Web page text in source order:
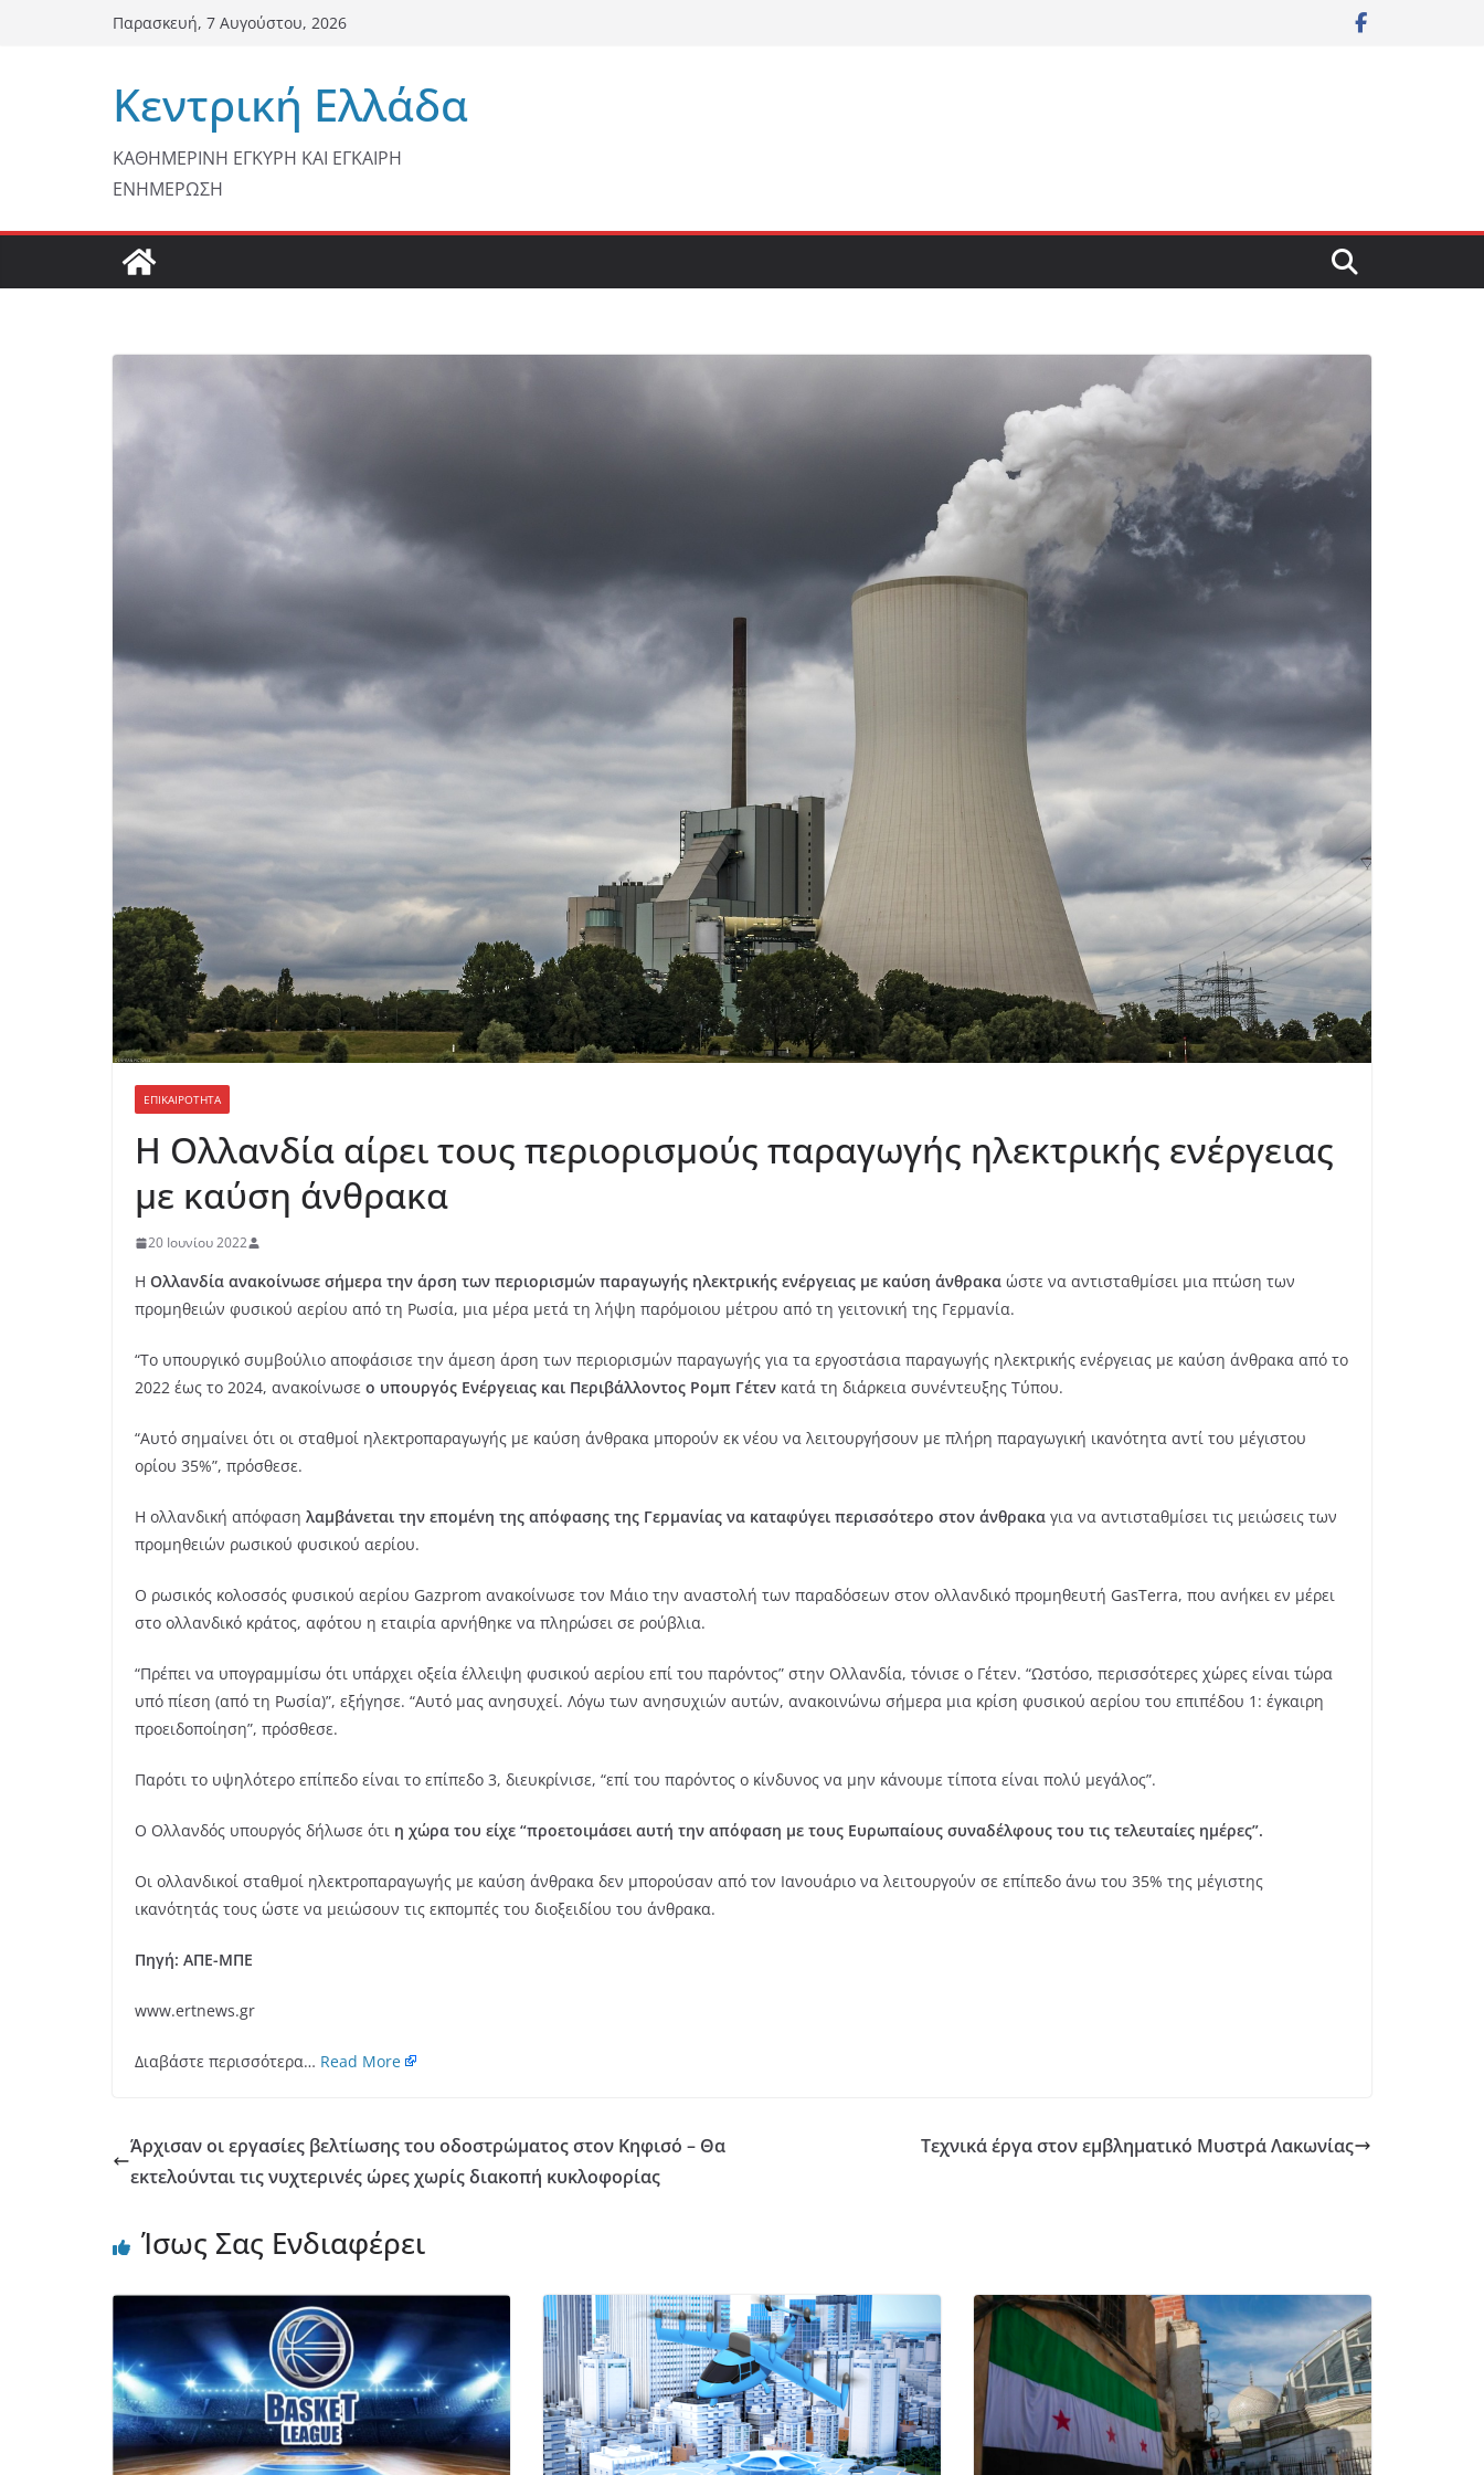
Παρασκευή, 7 Αυγούστου, 2026
Κεντρική Ελλάδα
ΚΑΘΗΜΕΡΙΝΗ ΕΓΚΥΡΗ ΚΑΙ ΕΓΚΑΙΡΗ
ΕΝΗΜΕΡΩΣΗ
ΕΠΙΚΑΙΡΟΤΗΤΑ
Η Oλλανδία αίρει τους περιορισμούς παραγωγής ηλεκτρικής ενέργειας
με καύση άνθρακα
20 Ιουνίου 2022
Η Ολλανδία ανακοίνωσε σήμερα την άρση των περιορισμών παραγωγής ηλεκτρικής ενέργειας με καύση άνθρακα ώστε να αντισταθμίσει μια πτώση των
προμηθειών φυσικού αερίου από τη Ρωσία, μια μέρα μετά τη λήψη παρόμοιου μέτρου από τη γειτονική της Γερμανία.
“Το υπουργικό συμβούλιο αποφάσισε την άμεση άρση των περιορισμών παραγωγής για τα εργοστάσια παραγωγής ηλεκτρικής ενέργειας με καύση άνθρακα από το
2022 έως το 2024, ανακοίνωσε ο υπουργός Ενέργειας και Περιβάλλοντος Ρομπ Γέτεν κατά τη διάρκεια συνέντευξης Τύπου.
“Αυτό σημαίνει ότι οι σταθμοί ηλεκτροπαραγωγής με καύση άνθρακα μπορούν εκ νέου να λειτουργήσουν με πλήρη παραγωγική ικανότητα αντί του μέγιστου
ορίου 35%”, πρόσθεσε.
Η ολλανδική απόφαση λαμβάνεται την επομένη της απόφασης της Γερμανίας να καταφύγει περισσότερο στον άνθρακα για να αντισταθμίσει τις μειώσεις των
προμηθειών ρωσικού φυσικού αερίου.
Ο ρωσικός κολοσσός φυσικού αερίου Gazprom ανακοίνωσε τον Μάιο την αναστολή των παραδόσεων στον ολλανδικό προμηθευτή GasTerra, που ανήκει εν μέρει
στο ολλανδικό κράτος, αφότου η εταιρία αρνήθηκε να πληρώσει σε ρούβλια.
“Πρέπει να υπογραμμίσω ότι υπάρχει οξεία έλλειψη φυσικού αερίου επί του παρόντος” στην Ολλανδία, τόνισε ο Γέτεν. “Ωστόσο, περισσότερες χώρες είναι τώρα
υπό πίεση (από τη Ρωσία)”, εξήγησε. “Αυτό μας ανησυχεί. Λόγω των ανησυχιών αυτών, ανακοινώνω σήμερα μια κρίση φυσικού αερίου του επιπέδου 1: έγκαιρη
προειδοποίηση”, πρόσθεσε.
Παρότι το υψηλότερο επίπεδο είναι το επίπεδο 3, διευκρίνισε, “επί του παρόντος ο κίνδυνος να μην κάνουμε τίποτα είναι πολύ μεγάλος”.
Ο Ολλανδός υπουργός δήλωσε ότι η χώρα του είχε “προετοιμάσει αυτή την απόφαση με τους Ευρωπαίους συναδέλφους του τις τελευταίες ημέρες”.
Οι ολλανδικοί σταθμοί ηλεκτροπαραγωγής με καύση άνθρακα δεν μπορούσαν από τον Ιανουάριο να λειτουργούν σε επίπεδο άνω του 35% της μέγιστης
ικανότητάς τους ώστε να μειώσουν τις εκπομπές του διοξειδίου του άνθρακα.
Πηγή: ΑΠΕ-ΜΠΕ
www.ertnews.gr
Διαβάστε περισσότερα… Read More
Άρχισαν οι εργασίες βελτίωσης του οδοστρώματος στον Κηφισό – Θα
εκτελούνται τις νυχτερινές ώρες χωρίς διακοπή κυκλοφορίας
Τεχνικά έργα στον εμβληματικό Μυστρά Λακωνίας
Ίσως Σας Ενδιαφέρει